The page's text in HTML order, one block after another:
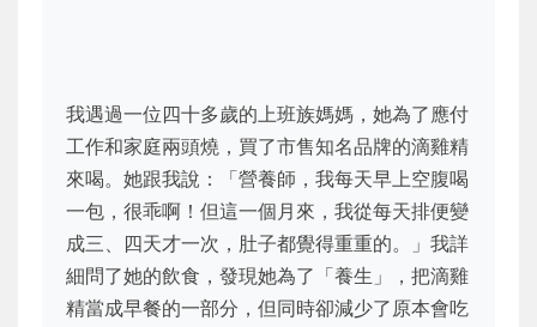
我遇過一位四十多歲的上班族媽媽，她為了應付
工作和家庭兩頭燒，買了市售知名品牌的滴雞精
來喝。她跟我說：「營養師，我每天早上空腹喝
一包，很乖啊！但這一個月來，我從每天排便變
成三、四天才一次，肚子都覺得重重的。」我詳
細問了她的飲食，發現她為了「養生」，把滴雞
精當成早餐的一部分，但同時卻減少了原本會吃